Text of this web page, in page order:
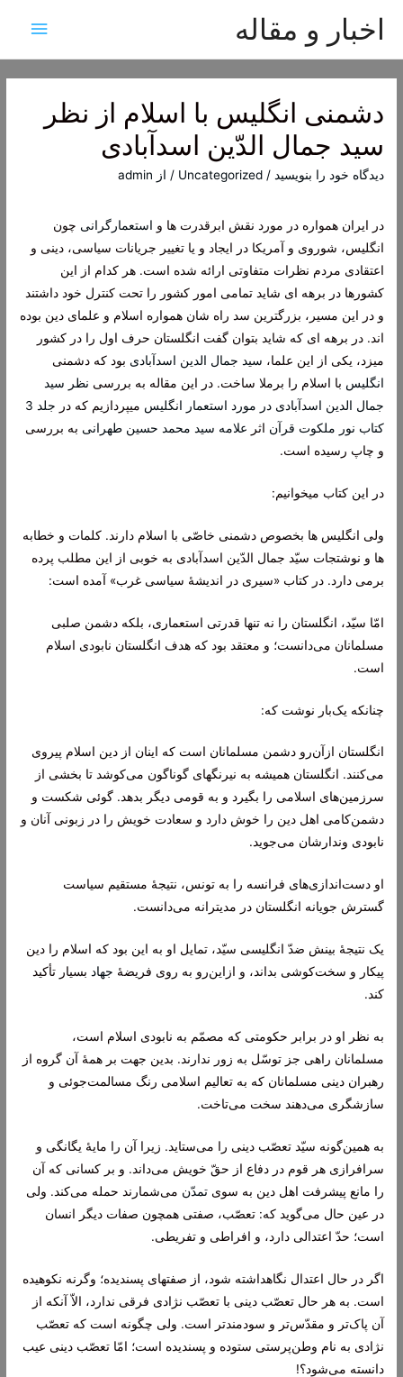
اخبار و مقاله
اصلی
دشمنی انگلیس با اسلام از نظر
سید جمال الدّین اسدآبادی
دیدگاه‌ خود را بنویسید /
Uncategorized / از admin
در ایران همواره در مورد نقش ابرقدرت ها و استعمارگرانی چون
انگلیس، شوروی و آمریکا در ایجاد و یا تغییر جریانات سیاسی، دینی و
اعتقادی مردم نظرات متفاوتی ارائه شده است. هر کدام از این
کشورها در برهه ای شاید تمامی امور کشور را تحت کنترل خود داشتند
و در این مسیر، بزرگترین سد راه شان همواره اسلام و علمای دین بوده
اند. در برهه ای که شاید بتوان گفت انگلستان حرف اول را در کشور
میزد، یکی از این علما، سید جمال الدین اسدآبادی بود که دشمنی
انگلیس با اسلام را برملا ساخت. در این مقاله به بررسی نظر سید
جمال الدین اسدآبادی در مورد استعمار انگلیس میپردازیم که در
جلد 3
کتاب نور ملکوت قرآن اثر علامه سید محمد حسین طهرانی به بررسی
و چاپ رسیده است.
در این کتاب میخوانیم:
ولى انگلیس ها بخصوص دشمنى خاصّى با اسلام دارند. کلمات و خطابه
ها و نوشتجات سیّد جمال الدّین اسدآبادى به خوبى از این مطلب پرده
برمى دارد. در کتاب «سیرى در اندیشۀ سیاسى غرب» آمده است:
امّا سیّد، انگلستان را نه تنها قدرتى استعمارى، بلکه دشمن صلبى
مسلمانان مى‌دانست؛ و معتقد بود که هدف انگلستان نابودى اسلام
است.
چنانکه یک‌بار نوشت که:
انگلستان ازآن‌رو دشمن مسلمانان است که اینان از دین اسلام پیروى
مى‌کنند. انگلستان همیشه به نیرنگهاى گوناگون مى‌کوشد تا بخشى از
سرزمین‌هاى اسلامى را بگیرد و به قومى دیگر بدهد. گوئى شکست و
دشمن‌کامى اهل دین را خوش دارد و سعادت خویش را در زبونى آنان و
نابودى وندارشان مى‌جوید.
او دست‌اندازى‌هاى فرانسه را به تونس، نتیجۀ مستقیم سیاست
گسترش جویانه انگلستان در مدیترانه مى‌دانست.
یک نتیجۀ بینش ضدّ انگلیسى سیّد، تمایل او به این بود که اسلام را دین
پیکار و سخت‌کوشى بداند، و ازاین‌رو به روى فریضۀ جهاد بسیار تأکید
کند.
به نظر او در برابر حکومتى که مصمّم به نابودى اسلام است،
مسلمانان راهى جز توسّل به زور ندارند. بدین جهت بر همۀ آن گروه از
رهبران دینى مسلمانان که به تعالیم اسلامى رنگ مسالمت‌جوئى و
سازشگرى مى‌دهند سخت مى‌تاخت.
به همین‌گونه سیّد تعصّب دینى را مى‌ستاید. زیرا آن را مایۀ یگانگى و
سرافرازى هر قوم در دفاع از حقّ خویش مى‌داند. و بر کسانى که آن
را مانع پیشرفت اهل دین به سوىتمدّن مى‌شمارند حمله مى‌کند. ولى
در عین حال مى‌گوید که: تعصّب، صفتى همچون صفات دیگر انسان
است؛ حدّ اعتدالى دارد، و افراطى و تفریطى.
اگر در حال اعتدال نگاهداشته شود، از صفتهاى پسندیده؛ وگرنه نکوهیده
است. به هر حال تعصّب دینى با تعصّب نژادى فرقى ندارد، الاّ آنکه از
آن پاک‌تر و مقدّس‌تر و سودمندتر است. ولى چگونه است که تعصّب
نژادى به نام وطن‌پرستى ستوده و پسندیده است؛ امّا تعصّب دینى عیب
دانسته مى‌شود؟!